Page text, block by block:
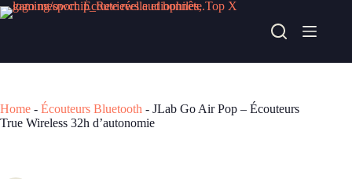
Passer
au
Acheter chez fnac
Home - Écouteurs Bluetooth - JLab Go Air Pop – Écouteurs
True Wireless 32h d’autonomie